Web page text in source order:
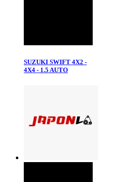
SUZUKI SWIFT 4X2 -
4X4 - 1.5 AUTO